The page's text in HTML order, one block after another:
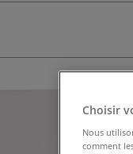
Choisir
Nous
comment